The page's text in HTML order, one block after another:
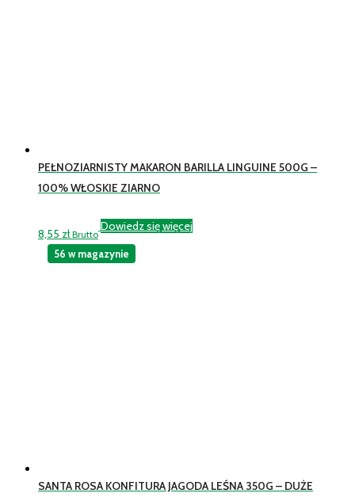
PEŁNOZIARNISTY MAKARON BARILLA LINGUINE 500G –
100% WŁOSKIE ZIARNO
8,55 zł Brutto
Dowiedz się więcej
SANTA ROSA KONFITURA JAGODA LEŚNA 350G – DUŻE
56 w magazynie